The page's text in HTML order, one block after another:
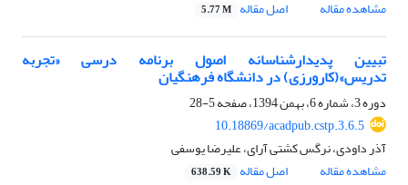
مشاهده مقاله
اصل مقاله 5.77 M
تبیین پدیدارشناسانه اصول برنامه درسی «تجربه
تدریس»(کارورزی) در دانشگاه فرهنگیان
دوره 3، شماره 6، بهمن 1394، صفحه
5-28
‎10.18869/acadpub.cstp.3.6.5
آذر داودی، نرگس کشتی آرای، علیرضا یوسفی
مشاهده مقاله
اصل مقاله 638.59 K